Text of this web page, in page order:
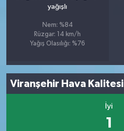
yağışlı
Nem: %84
Rüzgar: 14 km/h
Yağış Olasılığı: %76
Viranşehir Hava Kalitesi
İyi
1